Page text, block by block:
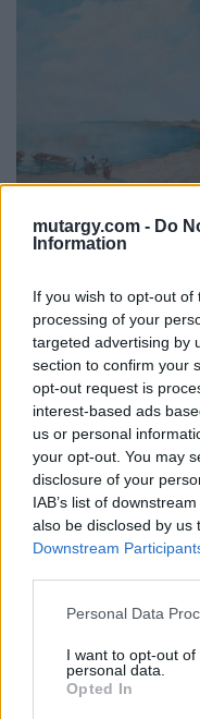
mutargy.com - Do
Information
If you wish to opt-out
processing of your
targeted advertising by
section to confirm your
opt-out request is
interest-based ads
us or personal
your opt-out. You may
disclosure of your
IAB’s list of
also be disclosed by us
Downstream
Personal Data
I want to opt-out
personal data.
Opted In
FESTMÉNY, GRAFIKA
435. tétel:
1967): Asszonyok a
Balatonparton
140 000
Aukció:
festmények
Aukció időpontja: 2015-
17:00
MEGTEKINTEM